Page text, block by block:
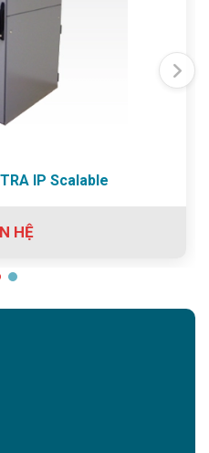
IP Scalable
HỆ